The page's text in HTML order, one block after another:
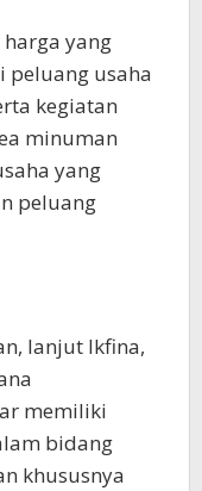
harga yang
peluang usaha
kegiatan
minuman
yang
peluang
lanjut Ikfina,
memiliki
bidang
khususnya